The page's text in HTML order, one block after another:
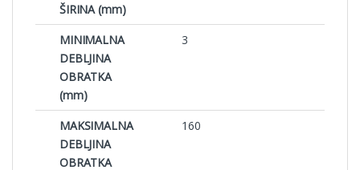
ŠIRINA (mm)
MINIMALNA
DEBLJINA
OBRATKA
(mm)
3
MAKSIMALNA
DEBLJINA
OBRATKA
160